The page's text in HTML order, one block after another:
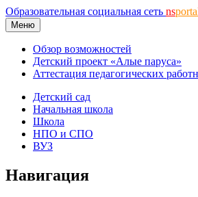
Образовательная социальная сеть ns
Меню
Обзор возможностей
Детский проект «Алые паруса»
Аттестация педагогических
Детский сад
Начальная школа
Школа
НПО и СПО
ВУЗ
Навигация